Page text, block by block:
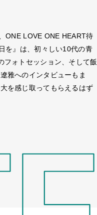
ONE LOVE ONE HEART待
を』は、初々しい10代の青
フォトセッション、そして飯
雅へのインタビューもま
を感じ取ってもらえるはず